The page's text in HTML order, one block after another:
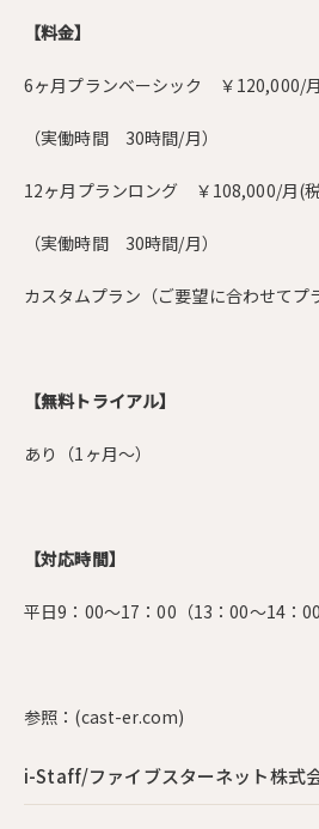
【料金】
6ヶ月プランベーシック ￥120,000/月
（実働時間 30時間/月）
12ヶ月プランロング ￥108,000/月(税
（実働時間 30時間/月）
カスタムプラン（ご要望に合わせてプ
【無料トライアル】
あり（1ヶ月～）
【対応時間】
平日9：00～17：00（13：00～14：00
参照： (cast-er.com)
i-Staff/ファイブスターネット株式